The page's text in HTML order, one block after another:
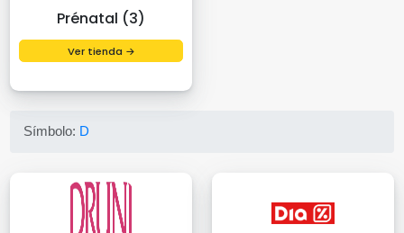
Prénatal (3)
Ver tienda →
Símbolo: D